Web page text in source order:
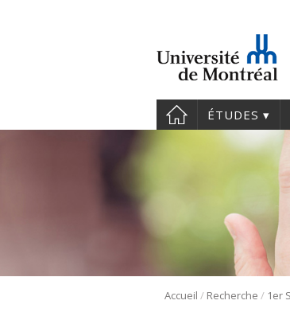
ÉTUDES
Accueil / Recherche /